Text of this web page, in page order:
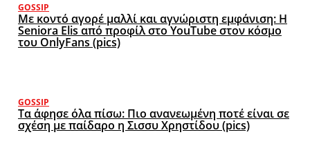
GOSSIP
Με κοντό αγορέ μαλλί και αγνώριστη εμφάνιση: Η
Seniora Elis από προφίλ στο YouTube στον κόσμο
του OnlyFans (pics)
GOSSIP
Τα άφησε όλα πίσω: Πιο ανανεωμένη ποτέ είναι σε
σχέση με παίδαρο η Σισσυ Χρηστίδου (pics)